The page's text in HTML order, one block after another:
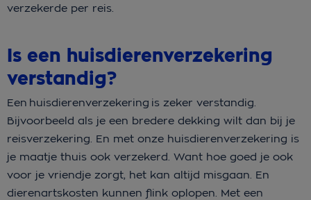
verzekerde per reis.
Is een huisdierenverzekering
verstandig?
Een huisdierenverzekering is zeker verstandig.
Bijvoorbeeld als je een bredere dekking wilt dan bij je
reisverzekering. En met onze huisdierenverzekering is
je maatje thuis ook verzekerd. Want hoe goed je ook
voor je vriendje zorgt, het kan altijd misgaan. En
dierenartskosten kunnen flink oplopen. Met een